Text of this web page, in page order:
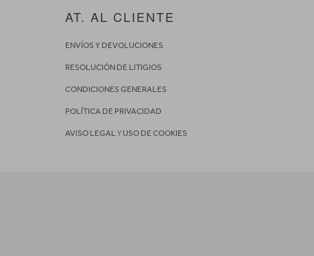
AT. AL CLIENTE
ENVÍOS Y DEVOLUCIONES
RESOLUCIÓN DE LITIGIOS
CONDICIONES GENERALES
POLÍTICA DE PRIVACIDAD
AVISO LEGALY USO DE COOKIES